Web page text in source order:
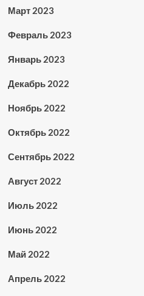
Март 2023
Февраль 2023
Январь 2023
Декабрь 2022
Ноябрь 2022
Октябрь 2022
Сентябрь 2022
Август 2022
Июль 2022
Июнь 2022
Май 2022
Апрель 2022